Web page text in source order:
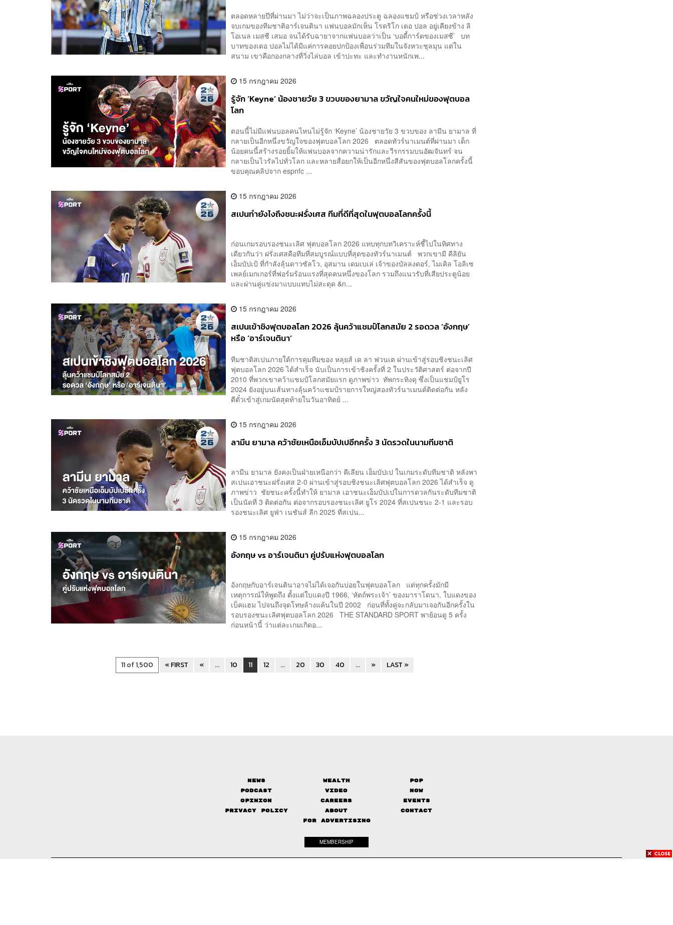
ตลอดหลายปีที่ผ่านมา ไม่ว่าจะเป็นภาพฉลองประตู ฉลองแชมป์ หรือช่วงเวลาหลัง
จบเกมของทีมชาติอาร์เจนตินา แฟนบอลมักเห็น โรดริโก เดอ ปอล อยู่เคียงข้าง ลิ
โอเนล เมสซี เสมอ จนได้รับฉายาจากแฟนบอลว่าเป็น ‘บอดี้การ์ดของเมสซี’ บท
บาทของเดอ ปอลไม่ได้มีแค่การคอยปกป้องเพื่อนร่วมทีมในจังหวะชุลมุน แต่ใน
สนาม เขาคือกองกลางที่วิ่งไล่บอล เข้าปะทะ และทำงานหนักเพ...
15 กรกฎาคม 2026
รู้จัก ‘Keyne’ น้องชายวัย 3 ขวบของยามาล ขวัญใจคนใหม่ของฟุตบอล
โลก
ตอนนี้ไม่มีแฟนบอลคนไหนไม่รู้จัก ‘Keyne’ น้องชายวัย 3 ขวบของ ลามีน ยามาล ที่
กลายเป็นอีกหนึ่งขวัญใจของฟุตบอลโลก 2026 ตลอดทัวร์นาเมนต์ที่ผ่านมา เด็ก
น้อยคนนี้สร้างรอยยิ้มให้แฟนบอลจากความน่ารักและวีรกรรมบนอัฒจันทร์ จน
กลายเป็นไวรัลไปทั่วโลก และหลายสื่อยกให้เป็นอีกหนึ่งสีสันของฟุตบอลโลกครั้งนี้
ขอบคุณคลิปจาก espnfc ...
15 กรกฎาคม 2026
สเปนทำยังไงถึงชนะฝรั่งเศส ทีมที่ดีที่สุดในฟุตบอลโลกครั้งนี้
ก่อนเกมรอบรองชนะเลิศ ฟุตบอลโลก 2026 แทบทุกบทวิเคราะห์ชี้ไปในทิศทาง
เดียวกันว่า ฝรั่งเศสคือทีมที่สมบูรณ์แบบที่สุดของทัวร์นาเมนต์ พวกเขามี คีลิยัน
เอ็มบัปเป้ ที่กำลังลุ้นดาวซัลโว, อุสมาน เดมเบเล่ เจ้าของบัลลงดอร์, ไมเคิล โอลิเซ
เพลย์เมกเกอร์ที่ฟอร์มร้อนแรงที่สุดคนหนึ่งของโลก รวมถึงแนวรับที่เสียประตูน้อย
และผ่านคู่แข่งมาแบบแทบไม่สะดุด &n...
15 กรกฎาคม 2026
สเปนเข้าชิงฟุตบอลโลก 2026 ลุ้นคว้าแชมป์โลกสมัย 2 รอดวล ‘อังกฤษ’
หรือ ‘อาร์เจนตินา’
ทีมชาติสเปนภายใต้การคุมทีมของ หลุยส์ เด ลา ฟวนเต ผ่านเข้าสู่รอบชิงชนะเลิศ
ฟุตบอลโลก 2026 ได้สำเร็จ นับเป็นการเข้าชิงครั้งที่ 2 ในประวัติศาสตร์ ต่อจากปี
2010 ที่พวกเขาคว้าแชมป์โลกสมัยแรก ดูภาพข่าว ทัพกระทิงดุ ซึ่งเป็นแชมป์ยูโร
2024 ยังอยู่บนเส้นทางลุ้นคว้าแชมป์รายการใหญ่สองทัวร์นาเมนต์ติดต่อกัน หลัง
ตีตั๋วเข้าสู่เกมนัดสุดท้ายในวันอาทิตย์ ...
15 กรกฎาคม 2026
ลามีน ยามาล คว้าชัยเหนือเอ็มบัปเปอีกครั้ง 3 นัดรวดในนามทีมชาติ
ลามีน ยามาล ยังคงเป็นฝ่ายเหนือกว่า คีเลียน เอ็มบัปเป ในเกมระดับทีมชาติ หลังพา
สเปนเอาชนะฝรั่งเศส 2-0 ผ่านเข้าสู่รอบชิงชนะเลิศฟุตบอลโลก 2026 ได้สำเร็จ ดู
ภาพข่าว ชัยชนะครั้งนี้ทำให้ ยามาล เอาชนะเอ็มบัปเปในการดวลกันระดับทีมชาติ
เป็นนัดที่ 3 ติดต่อกัน ต่อจากรอบรองชนะเลิศ ยูโร 2024 ที่สเปนชนะ 2-1 และรอบ
รองชนะเลิศ ยูฟ่า เนชันส์ ลีก 2025 ที่สเปน...
15 กรกฎาคม 2026
อังกฤษ vs อาร์เจนตินา คู่ปรับแห่งฟุตบอลโลก
อังกฤษกับอาร์เจนตินาอาจไม่ได้เจอกันบ่อยในฟุตบอลโลก แต่ทุกครั้งมักมี
เหตุการณ์ให้พูดถึง ตั้งแต่ใบแดงปี 1966, ‘หัตถ์พระเจ้า’ ของมาราโดนา, ใบแดงของ
เบ็คแฮม ไปจนถึงจุดโทษล้างแค้นในปี 2002 ก่อนที่ทั้งคู่จะกลับมาเจอกันอีกครั้งใน
รอบรองชนะเลิศฟุตบอลโลก 2026 THE STANDARD SPORT พาย้อนดู 5 ครั้ง
ก่อนหน้านี้ ว่าแต่ละเกมเกิดอ...
11 of 1,500 « FIRST « ... 10 11 12 ... 20 30 40 ... » LAST »
News Wealth
Pop
Podcast
Video
Now
Opinion
Careers
Events
Privacy Policy
About
Contact
FOR ADVERTISING
MEMBERSHIP